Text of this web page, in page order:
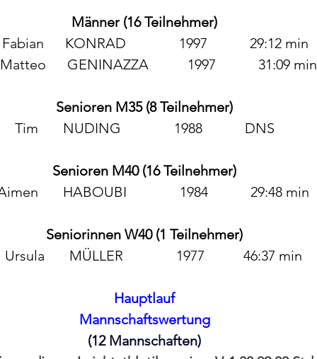
Männer (16 Teilnehmer)
KONRAD               1997            29:12 min
4.	Matteo      GENINAZZA           1997            31:09 min
Senioren M35 (8 Teilnehmer)
Tim       NUDING               1988            DNS
Senioren M40 (16 Teilnehmer)
HABOUBI               1984            29:48 min
Seniorinnen W40 (1 Teilnehmer)
MÜLLER               1977           46:37 min
Hauptlauf
Mannschaftswertung
(12 Mannschaften)